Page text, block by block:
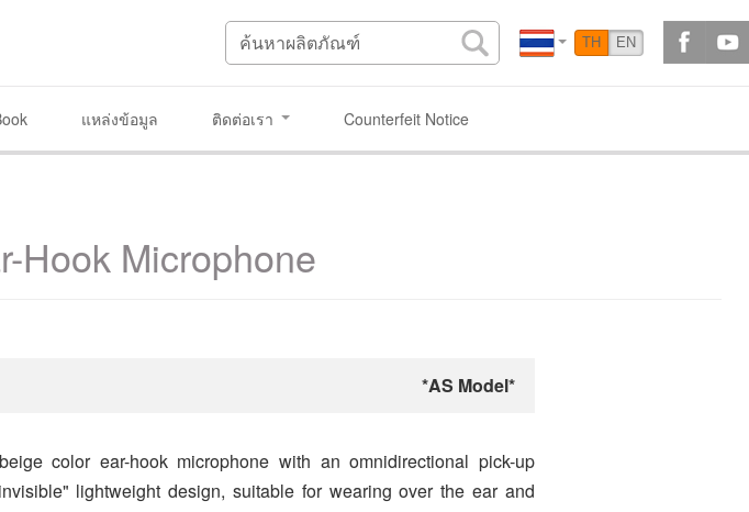
TH EN
แหล่งข้อมูล ติดต่อเรา Counterfeit Notice
Hook Microphone
*AS Model*
color ear-hook microphone with an omnidirectional pick-up
lightweight design, suitable for wearing over the ear and